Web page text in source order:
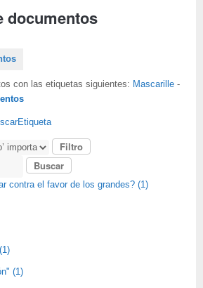
documentos
con las etiquetas siguientes: Mascarille -
Etiqueta
contra el favor de los grandes? (1)
(1)